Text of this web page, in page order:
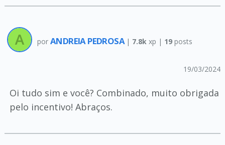
por ANDREIA PEDROSA | 7.8k xp | 19 posts
19/03/2024
Oi tudo sim e você? Combinado, muito obrigada
pelo incentivo! Abraços.